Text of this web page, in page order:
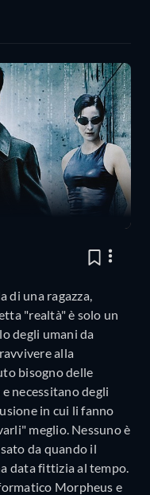
di una ragazza,
"realtà" è solo un
degli umani da
alla
bisogno delle
necessitano degli
in cui li fanno
meglio. Nessuno è
da quando il
data fittizia al tempo.
Morpheus e